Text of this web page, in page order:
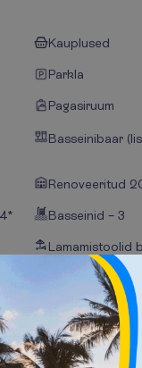
Kauplused
Parkla
Pagasiruum
Basseinibaar
Renoveeritud
Basseinid – 3
Lamamistoolid
Päikesevarjud
Rannarätikud
(tagatisraha eest)